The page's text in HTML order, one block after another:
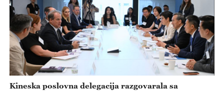
Kineska poslovna delegacija razgovarala sa